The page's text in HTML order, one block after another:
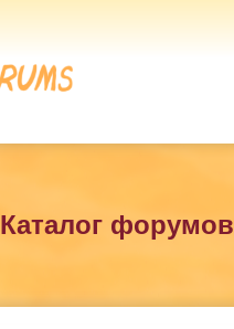
Каталог форумов